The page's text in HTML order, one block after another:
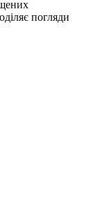
погляди